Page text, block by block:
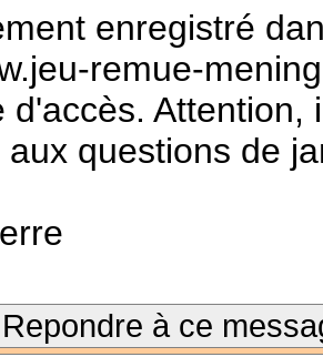
enregistré
remue-
d'accès.
aux questions de
Repondre à ce